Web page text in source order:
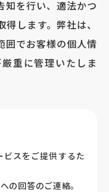
知を行い、適法かつ
します。弊社は、
囲でお客様の個人情
重に管理いたしま
スをご提供するた
の回答のご連絡。